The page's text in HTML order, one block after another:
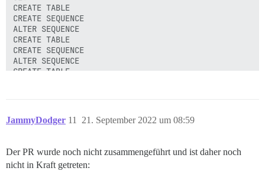
JammyDodger 21. September 2022 um 08:59
11
Der PR wurde noch nicht zusammengeführt und ist daher noch
nicht in Kraft getreten: